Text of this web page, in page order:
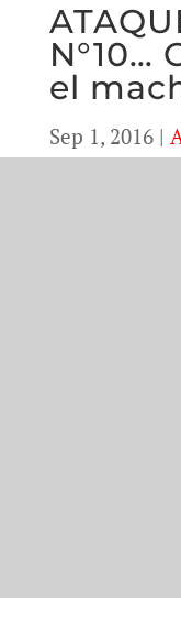
N°10…
el
Sep 1, 2016|